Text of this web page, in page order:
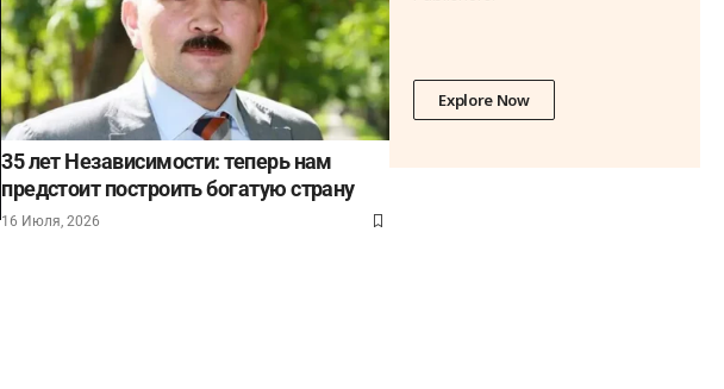
35 лет Независимости: теперь нам
предстоит построить богатую страну
16 Июля, 2026
Explore Now